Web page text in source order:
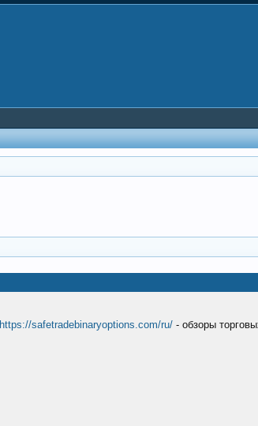
https://safetradebinaryoptions.com/ru/ - обзоры